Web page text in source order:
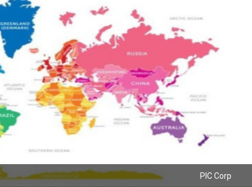
Positive Impact Center : Gallery Young